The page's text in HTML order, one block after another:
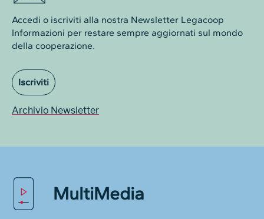
Accedi o iscriviti alla nostra Newsletter Legacoop
Informazioni per restare sempre aggiornati sul mondo
della cooperazione.
Iscriviti
Archivio Newsletter
MultiMedia